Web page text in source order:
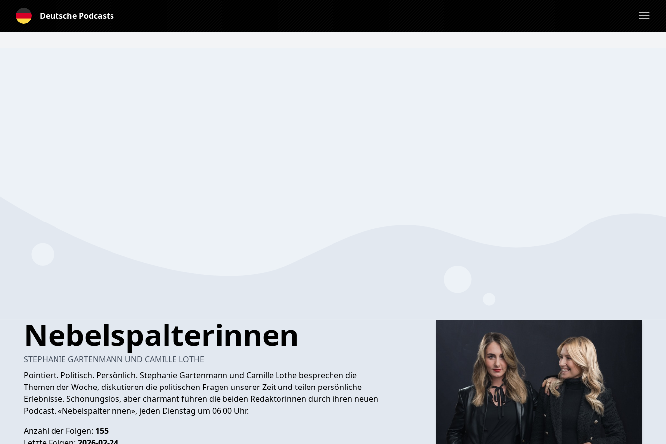
Deutsche Podcasts
Nebelspalterinnen
STEPHANIE GARTENMANN UND CAMILLE LOTHE
Pointiert. Politisch. Persönlich. Stephanie Gartenmann und Camille Lothe besprechen die
Themen der Woche, diskutieren die politischen Fragen unserer Zeit und teilen persönliche
Erlebnisse. Schonungslos, aber charmant führen die beiden Redaktorinnen durch ihren neuen
Podcast. «Nebelspalterinnen», jeden Dienstag um 06:00 Uhr.
Anzahl der Folgen: 155